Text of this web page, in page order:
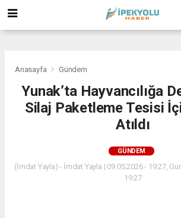
Anasayfa Gündem
Yunak’ta Hayvancılığa
Silaj Paketleme Tesisi
Atıldı
GÜNDEM
(İmdat Yayla) - İmdat Yayla | 09.05.2026 - 19:27,
19:27